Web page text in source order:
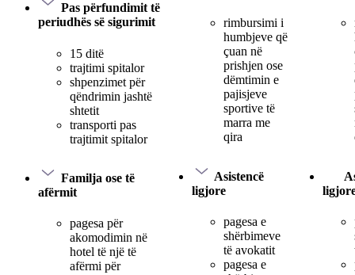
Pas përfundimit të
periudhës së sigurimit
15 ditë
trajtimi spitalor
shpenzimet për
qëndrimin jashtë
shtetit
transporti pas
trajtimit spitalor
Familja ose të
afërmit
pagesa për
akomodimin në
hotel të një të
afërmi për
rimbursimi i
humbjeve që
çuan në
prishjen ose
dëmtimin e
pajisjeve
sportive të
marra me
qira
Asistencë
ligjore
pagesa e
shërbimeve
të avokatit
pagesa e